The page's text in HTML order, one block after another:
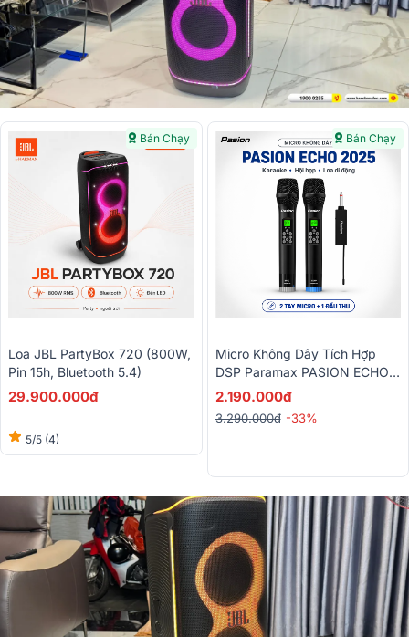
Bán Chạy
Loa JBL PartyBox 720 (800W,
Pin 15h, Bluetooth 5.4)
29.900.000đ
5/5 (4)
Bán Chạy
Micro Không Dây Tích Hợp
DSP Paramax PASION ECHO
2025
2.190.000đ
3.290.000đ -33%